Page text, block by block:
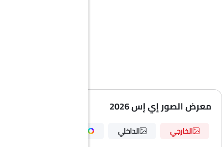
معرض الصور إي إس 2026
الخارجي الداخلي